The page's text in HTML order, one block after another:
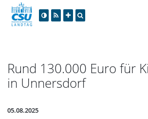
Rund 130.000 Euro für
in Unnersdorf
05.08.2025